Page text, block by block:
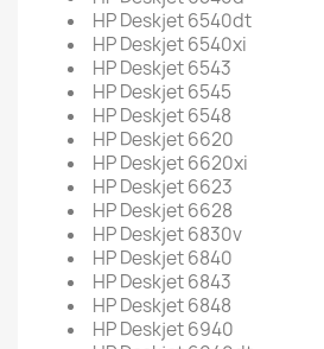
HP Deskjet 6540dt
HP Deskjet 6540xi
HP Deskjet 6543
HP Deskjet 6545
HP Deskjet 6548
HP Deskjet 6620
HP Deskjet 6620xi
HP Deskjet 6623
HP Deskjet 6628
HP Deskjet 6830v
HP Deskjet 6840
HP Deskjet 6843
HP Deskjet 6848
HP Deskjet 6940